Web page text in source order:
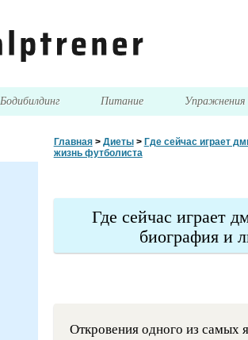
Бодибилдинг Питание Упражнения
Главная> Диеты> Где сейчас играет
жизнь футболиста
Где сейчас играет
биография и
Откровения одного из самых